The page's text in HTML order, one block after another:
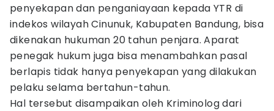
penyekapan dan penganiayaan kepada YTR di
indekos wilayah Cinunuk, Kabupaten Bandung, bisa
dikenakan hukuman 20 tahun penjara. Aparat
penegak hukum juga bisa menambahkan pasal
berlapis tidak hanya penyekapan yang dilakukan
pelaku selama bertahun-tahun.
Hal tersebut disampaikan oleh Kriminolog dari